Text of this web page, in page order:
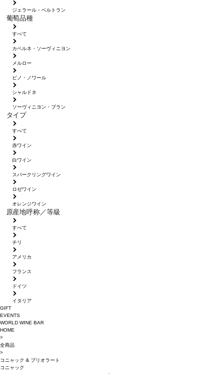
ジェラール・ベルトラン
葡萄品種
すべて
カベルネ・ソーヴィニヨン
メルロー
ピノ・ノワール
シャルドネ
ソーヴィニヨン・ブラン
タイプ
すべて
赤ワイン
白ワイン
スパークリングワイン
ロゼワイン
オレンジワイン
原産地呼称／等級
すべて
チリ
アメリカ
フランス
ドイツ
イタリア
GIFT
EVENTS
WORLD WINE BAR
HOME
>
全商品
>
コニャック & プリオラート
コニャック